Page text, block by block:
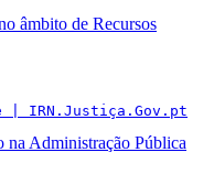
âmbito de Recursos
| IRN.Justiça.Gov.pt
na Administração Pública